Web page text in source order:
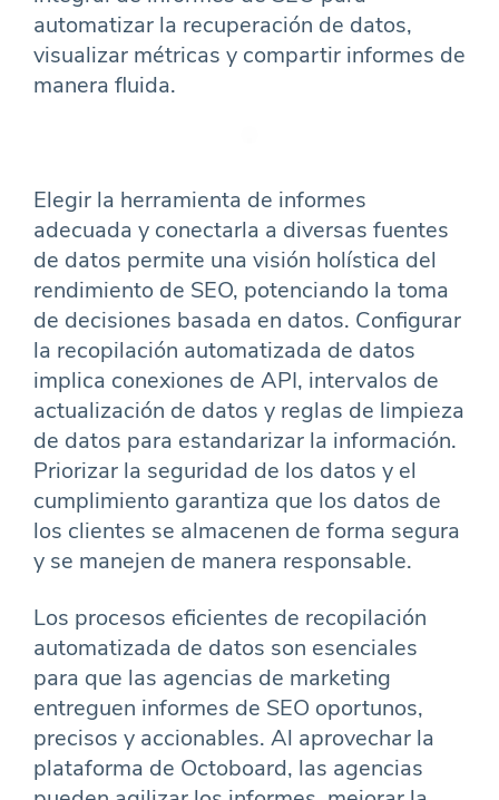
automatizar la recuperación de datos,
visualizar métricas y compartir informes de
manera fluida.
Elegir la herramienta de informes
adecuada y conectarla a diversas fuentes
de datos permite una visión holística del
rendimiento de SEO, potenciando la toma
de decisiones basada en datos. Configurar
la recopilación automatizada de datos
implica conexiones de API, intervalos de
actualización de datos y reglas de limpieza
de datos para estandarizar la información.
Priorizar la seguridad de los datos y el
cumplimiento garantiza que los datos de
los clientes se almacenen de forma segura
y se manejen de manera responsable.
Los procesos eficientes de recopilación
automatizada de datos son esenciales
para que las agencias de marketing
entreguen informes de SEO oportunos,
precisos y accionables. Al aprovechar la
plataforma de Octoboard, las agencias